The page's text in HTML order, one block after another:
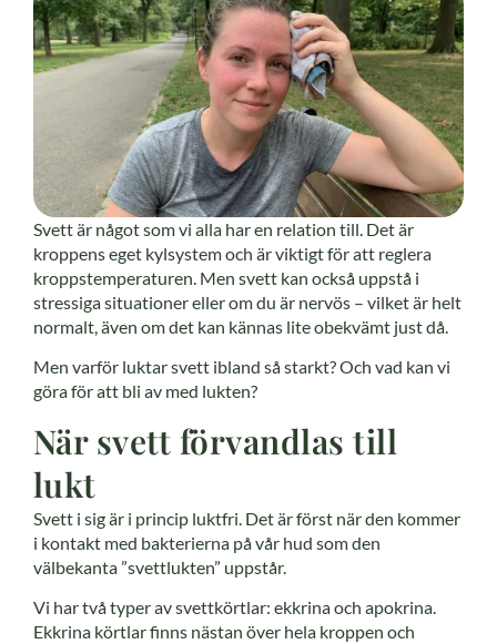
Svett är något som vi alla har en relation till. Det är
kroppens eget kylsystem och är viktigt för att reglera
kroppstemperaturen. Men svett kan också uppstå i
stressiga situationer eller om du är nervös – vilket är helt
normalt, även om det kan kännas lite obekvämt just då.
Men varför luktar svett ibland så starkt? Och vad kan vi
göra för att bli av med lukten?
När svett förvandlas till
lukt
Svett i sig är i princip luktfri. Det är först när den kommer
i kontakt med bakterierna på vår hud som den
välbekanta ”svettlukten” uppstår.
Vi har två typer av svettkörtlar: ekkrina och apokrina.
Ekkrina körtlar finns nästan över hela kroppen och